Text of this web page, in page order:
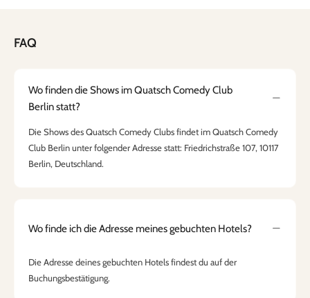
FAQ
Wo finden die Shows im Quatsch Comedy Club
Berlin statt?
Die Shows des Quatsch Comedy Clubs findet im Quatsch Comedy
Club Berlin unter folgender Adresse statt: Friedrichstraße 107, 10117
Berlin, Deutschland.
Wo finde ich die Adresse meines gebuchten Hotels?
Die Adresse deines gebuchten Hotels findest du auf der
Buchungsbestätigung.